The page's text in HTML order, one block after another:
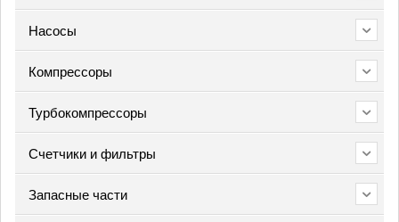
Насосы
Компрессоры
Турбокомпрессоры
Счетчики и фильтры
Запасные части